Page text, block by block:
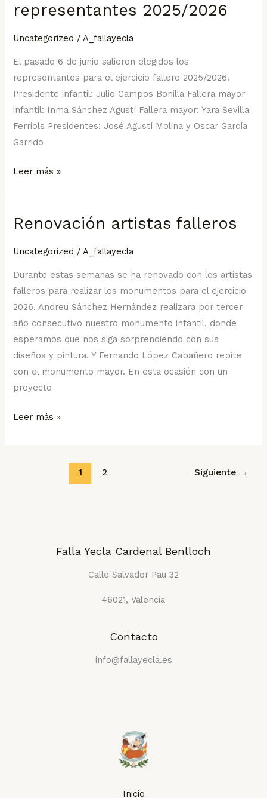
representantes 2025/2026
Uncategorized /A_fallayecla
El pasado 6 de junio salieron elegidos los
representantes para el ejercicio fallero 2025/2026.
Presidente infantil: Julio Campos Bonilla Fallera mayor
infantil: Inma Sánchez Agustí Fallera mayor: Yara Sevilla
Ferriols Presidentes: José Agustí Molina y Oscar García
Garrido
los
representantes
Leer más »
Renovación artistas falleros
Uncategorized /A_fallayecla
Durante estas semanas se ha renovado con los artistas
falleros para realizar los monumentos para el ejercicio
2026. Andreu Sánchez Hernández realizara por tercer
año consecutivo nuestro monumento infantil, donde
esperamos que nos siga sorprendiendo con sus
diseños y pintura. Y Fernando López Cabañero repite
con el monumento mayor. En esta ocasión con un
proyecto
Renovación
falleros
Leer más »
1 2 Siguiente →
Falla Yecla Cardenal Benlloch
Calle Salvador Pau 32
46021, Valencia
Contacto
info@fallayecla.es
Inicio